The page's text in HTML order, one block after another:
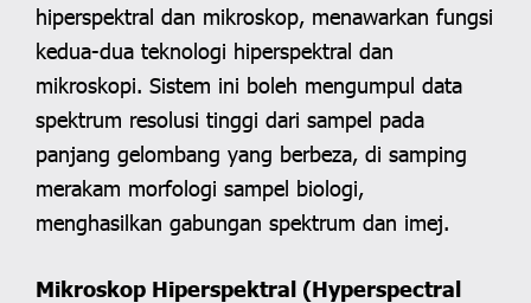
hiperspektral dan mikroskop, menawarkan fungsi
kedua-dua teknologi hiperspektral dan
mikroskopi. Sistem ini boleh mengumpul data
spektrum resolusi tinggi dari sampel pada
panjang gelombang yang berbeza, di samping
merakam morfologi sampel biologi,
menghasilkan gabungan spektrum dan imej.
Mikroskop Hiperspektral (Hyperspectral